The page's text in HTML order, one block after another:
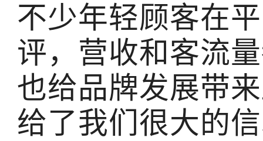
不少年轻顾客在
评，营收和客流
也给品牌发展带
给了我们很大的